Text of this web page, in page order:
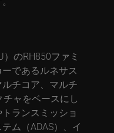
のRH850ファミ
であるルネサス
チコア、マルチ
チャをベースにし
ランスミッショ
ム（ADAS）、イ